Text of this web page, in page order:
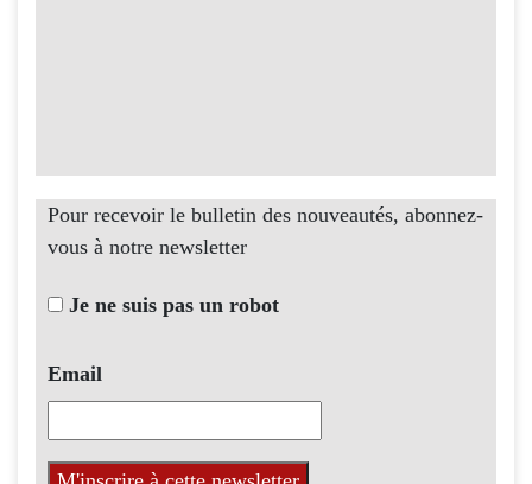
Pour recevoir le bulletin des nouveautés, abonnez-
vous à notre newsletter
Je ne suis pas un robot
Email